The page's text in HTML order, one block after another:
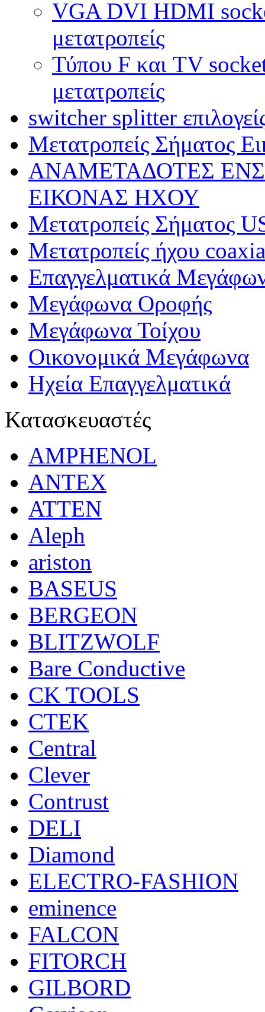
VGA DVI HDMI
μετατροπείς
Τύπου F και TV
μετατροπείς
switcher splitter
Μετατροπείς Σήματος
ΑΝΑΜΕΤΑΔΟΤΕΣ
ΕΙΚΟΝΑΣ ΗΧΟΥ
Μετατροπείς Σήματος
Μετατροπείς ήχου
Επαγγελματικά
Μεγάφωνα Οροφής
Μεγάφωνα Τοίχου
Οικονομικά Μεγάφωνα
Ηχεία Επαγγελματικά
Κατασκευαστές
AMPHENOL
ANTEX
ATTEN
Aleph
ariston
BASEUS
BERGEON
BLITZWOLF
Bare Conductive
CK TOOLS
CTEK
Central
Clever
Contrust
DELI
Diamond
ELECTRO-FASHION
eminence
FALCON
FITORCH
GILBORD